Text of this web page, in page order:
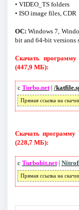
• VIDEO_TS folders
• ISO image files, CDR
ОС: Windows 7,
bit and 64-bit versions
Скачать
(447,9 МБ):
с Turbo.net| /
Прямая ссылка на
Скачать
(228,7 МБ):
с Turbobit.net|
Прямая ссылка на